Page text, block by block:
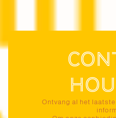
Ontvang al het